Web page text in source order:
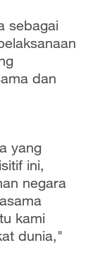
sebagai
dan
yang
ini,
negara
kami
dunia,"